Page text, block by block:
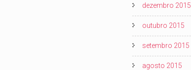
dezembro 2015
outubro 2015
setembro 2015
agosto 2015